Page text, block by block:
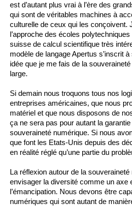
est d’autant plus vrai à l’ère des
qui sont de véritables machines à
culturelle de ceux qui les conçoivent.
l’approche des écoles
suisse de calcul scientifique très
modèle de langage Apertus s’inscrit
idée que je me fais de la
large.
Si demain nous troquons tous nos
entreprises américaines, que nous
matériel et que nous disposons de
ça ne sera pas pour autant la garantie
souveraineté numérique. Si nous
que font les Etats-Unis depuis des
en réalité réglé qu’une partie du
La réflexion autour de la
envisager la diversité comme un axe
l’émancipation. Nous devons être
numériques qui sont autant de